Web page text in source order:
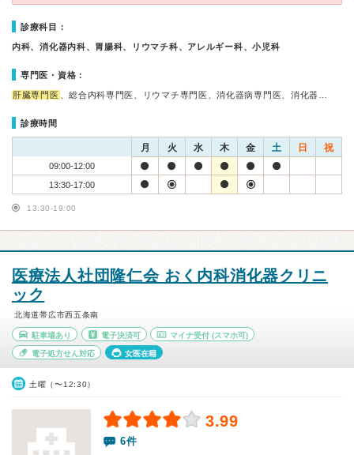
診療科目：
内科、消化器内科、胃腸科、リウマチ科、アレルギー科、小児科
専門医・資格：
肝臓専門医 、総合内科専門医、リウマチ専門医、消化器病専門医、消化器…
診療時間
月 火 水 木 金 土 日 祝
09:00-12:00
13:30-17:00
13:30-19:00
医療法人社団隆仁会 おく内科消化器クリニ
ック
北海道帯広市西五条南
駐車場あり 電子決済可 マイナ受付 (スマホ可)
電子処方せん対応 女医在籍
土曜（〜12:30）
3.99
6件